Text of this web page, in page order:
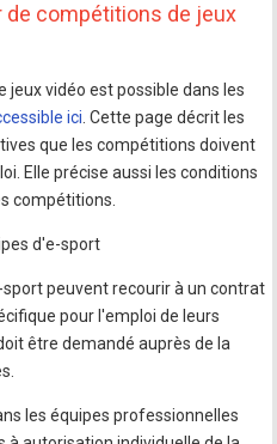
de compétitions de jeux
jeux vidéo est possible dans les
ici . Cette page décrit les
que les compétitions doivent
Elle précise aussi les conditions
compétitions.
d'e-sport
sport peuvent recourir à un contrat
pour l'emploi de leurs
être demandé auprès de la
les équipes professionnelles